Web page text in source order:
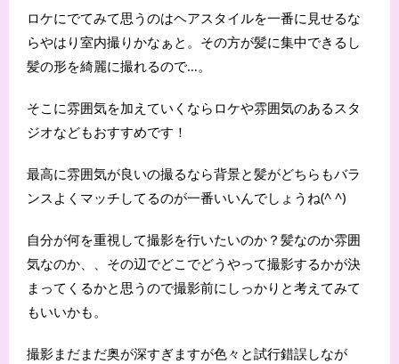
ロケにでてみて思うのはヘアスタイルを一番に見せるな
らやはり室内撮りかなぁと。その方が髪に集中できるし
髪の形を綺麗に撮れるので…。
そこに雰囲気を加えていくならロケや雰囲気のあるスタ
ジオなどもおすすめです！
最高に雰囲気が良いの撮るなら背景と髪がどちらもバラ
ンスよくマッチしてるのが一番いいんでしょうね(^ ^)
自分が何を重視して撮影を行いたいのか？髪なのか雰囲
気なのか、、その辺でどこでどうやって撮影するかが決
まってくるかと思うので撮影前にしっかりと考えてみて
もいいかも。
撮影まだまだ奥が深すぎますが色々と試行錯誤しなが